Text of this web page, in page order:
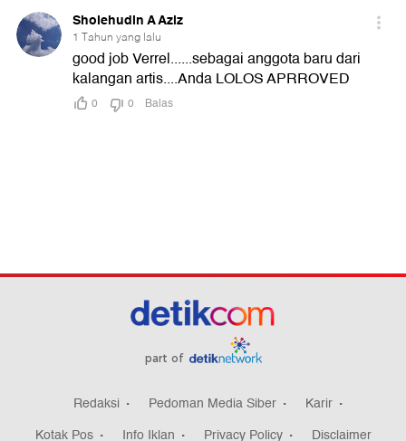
part of
Redaksi Pedoman Media Siber
Karir
Kotak Pos
Info Iklan Privacy Policy Disclaimer